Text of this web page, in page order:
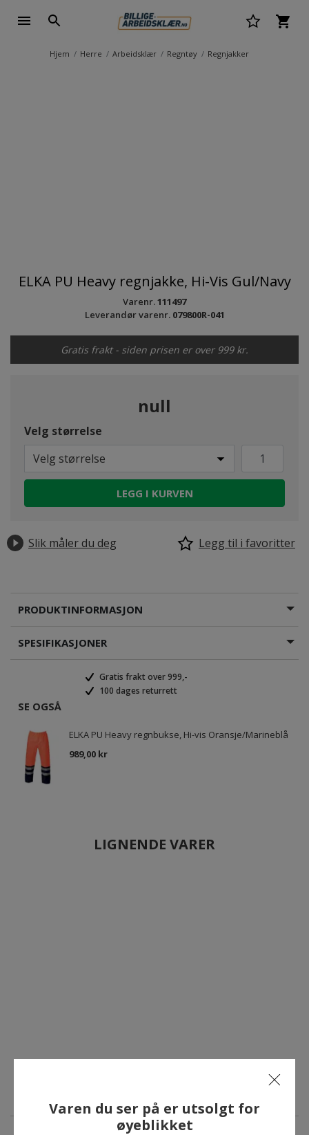
Hjem Herre Arbeidsklær Regntøy Regnjakker
ELKA PU Heavy regnjakke, Hi-Vis Gul/Navy
Varenr.111497
Leverandør varenr. 079800R-041
Gratis frakt - siden prisen er over 999 kr.
null
Velg størrelse
Velg størrelse
LEGG I KURVEN
Slik måler du deg Legg til i favoritter
PRODUKTINFORMASJON
SPESIFIKASJONER
Gratis frakt over 999,-
100 dages returrett
SE OGSÅ
ELKA PU Heavy regnbukse, Hi-vis Oransje/Marineblå
989,00 kr
LIGNENDE VARER
Varen du ser på er utsolgt for
øyeblikket